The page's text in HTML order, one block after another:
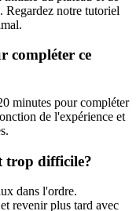
Regardez notre tutoriel
compléter ce
minutes pour compléter
de l'expérience et
trop difficile?
dans l'ordre.
revenir plus tard avec